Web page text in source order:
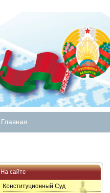
Главная
На сайте
Конституционный Суд